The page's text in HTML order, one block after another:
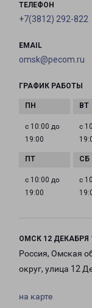
ТЕЛЕФОН
+7(3812) 292-822
EMAIL
omsk@pecom.ru
ГРАФИК РАБОТЫ
с 10:00 до
19:00
с
с 10:00 до
19:00
с
ОМСК 12 ДЕКАБРЯ
Россия, Омская
округ, улица 12
на карте